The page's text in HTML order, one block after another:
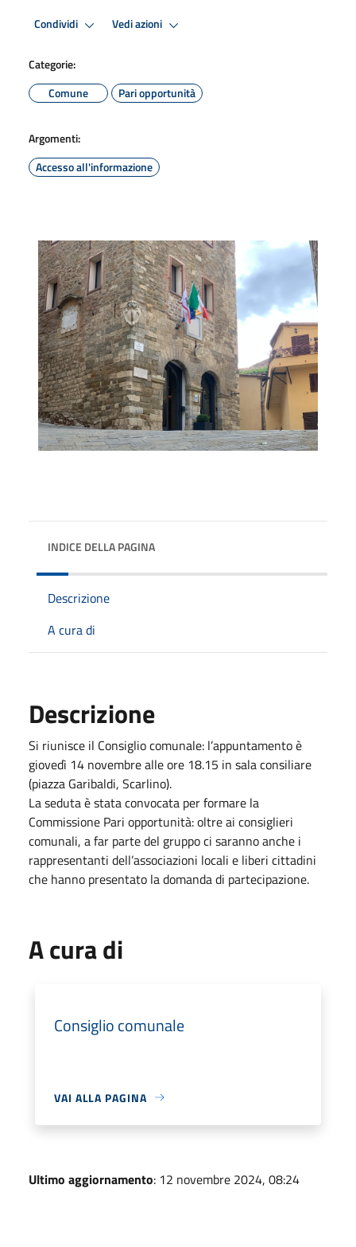
Condividi Vedi azioni
Categorie:
Comune
Pari opportunità
Argomenti:
Accesso all'informazione
INDICE DELLA PAGINA
Descrizione
A cura di
Descrizione
Si riunisce il Consiglio comunale: l’appuntamento è
giovedì 14 novembre alle ore 18.15 in sala consiliare
(piazza Garibaldi, Scarlino).
La seduta è stata convocata per formare la
Commissione Pari opportunità: oltre ai consiglieri
comunali, a far parte del gruppo ci saranno anche i
rappresentanti dell’associazioni locali e liberi cittadini
che hanno presentato la domanda di partecipazione.
A cura di
Consiglio comunale
VAI ALLA PAGINA
Ultimo aggiornamento: 12 novembre 2024, 08:24